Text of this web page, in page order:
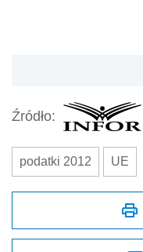
Źródło:
podatki 2012 UE